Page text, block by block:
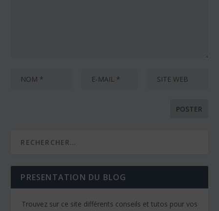
PRESENTATION DU BLOG
Trouvez sur ce site différents conseils et tutos pour vos